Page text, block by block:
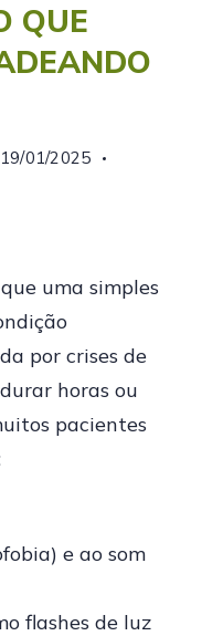
QUE
19/01/2025
uma simples
por crises de
horas ou
pacientes
e ao som
flashes de luz